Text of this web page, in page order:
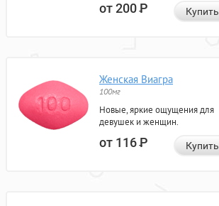
от 200Р Купить
Женская Виагра
100мг
Новые, яркие ощущения для
девушек и женщин.
от 116Р Купить